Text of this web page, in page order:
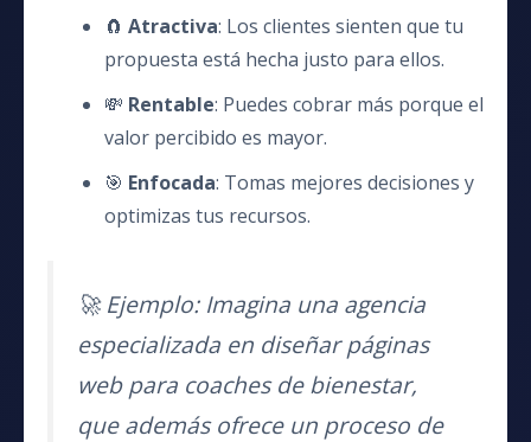
🧲 Atractiva: Los clientes sienten que tu
propuesta está hecha justo para ellos.
💸 Rentable: Puedes cobrar más porque el
valor percibido es mayor.
🎯 Enfocada: Tomas mejores decisiones y
optimizas tus recursos.
🚀 Ejemplo: Imagina una agencia
especializada en diseñar páginas
web para coaches de bienestar,
que además ofrece un proceso de